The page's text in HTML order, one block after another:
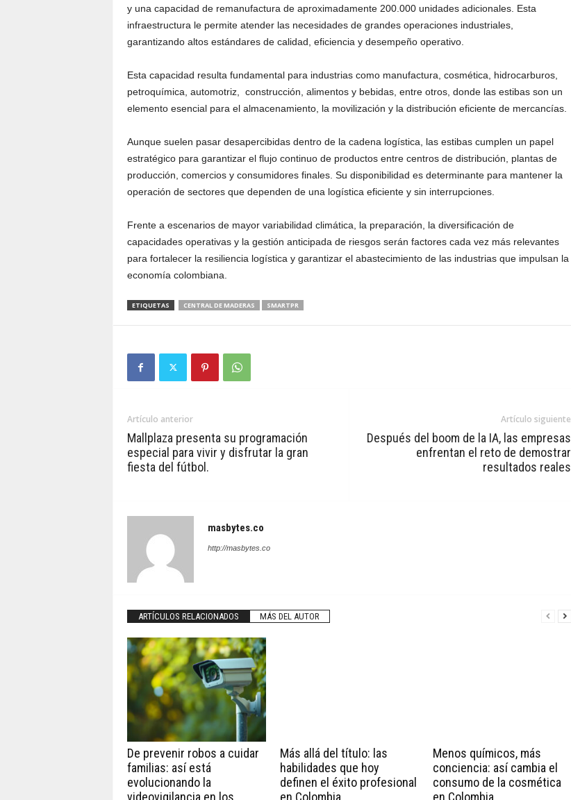
y una capacidad de remanufactura de aproximadamente 200.000 unidades adicionales. Esta
infraestructura le permite atender las necesidades de grandes operaciones industriales,
garantizando altos estándares de calidad, eficiencia y desempeño operativo.
Esta capacidad resulta fundamental para industrias como manufactura, cosmética, hidrocarburos,
petroquímica, automotriz, construcción, alimentos y bebidas, entre otros, donde las estibas son un
elemento esencial para el almacenamiento, la movilización y la distribución eficiente de mercancías.
Aunque suelen pasar desapercibidas dentro de la cadena logística, las estibas cumplen un papel
estratégico para garantizar el flujo continuo de productos entre centros de distribución, plantas de
producción, comercios y consumidores finales. Su disponibilidad es determinante para mantener la
operación de sectores que dependen de una logística eficiente y sin interrupciones.
Frente a escenarios de mayor variabilidad climática, la preparación, la diversificación de
capacidades operativas y la gestión anticipada de riesgos serán factores cada vez más relevantes
para fortalecer la resiliencia logística y garantizar el abastecimiento de las industrias que impulsan la
economía colombiana.
ETIQUETAS CENTRAL DE MADERAS SMARTPR
Artículo anterior
Mallplaza presenta su programación
especial para vivir y disfrutar la gran
fiesta del fútbol.
Artículo siguiente
Después del boom de la IA, las empresas
enfrentan el reto de demostrar
resultados reales
masbytes.co
http://masbytes.co
ARTÍCULOS RELACIONADOS MÁS DEL AUTOR
De prevenir robos a cuidar
familias: así está
evolucionando la
videovigilancia en los
Más allá del título: las
habilidades que hoy
definen el éxito profesional
en Colombia
Menos químicos, más
conciencia: así cambia el
consumo de la cosmética
en Colombia